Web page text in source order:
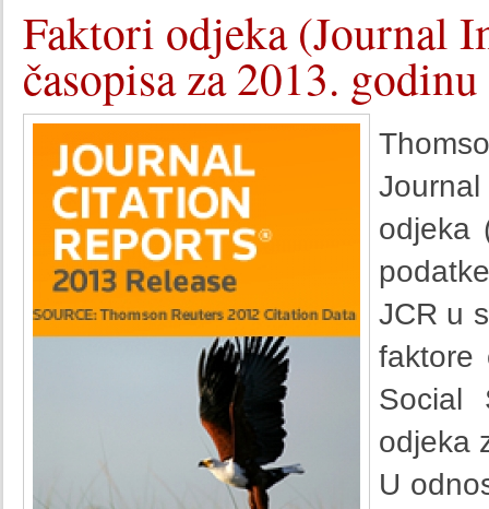
Faktori odjeka (Journal
časopisa za 2013. godinu
odjeka
JCR u
faktore
Social
odjeka
U